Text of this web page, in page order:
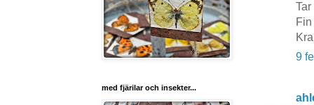
9
med fjärilar och insekter...